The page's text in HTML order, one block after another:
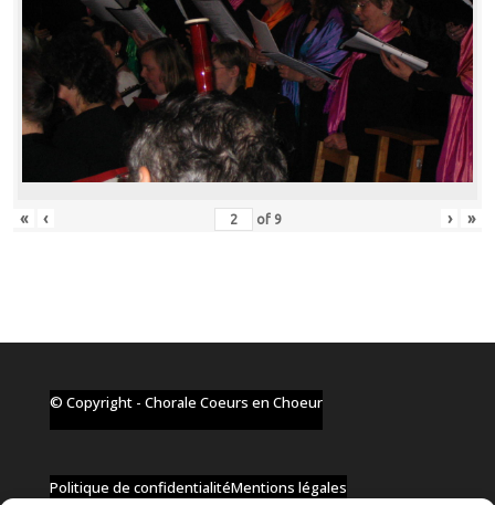
« ‹ of 9 › »
© Copyright - Chorale Coeurs en Choeur
Politique de confidentialitéMentions légales